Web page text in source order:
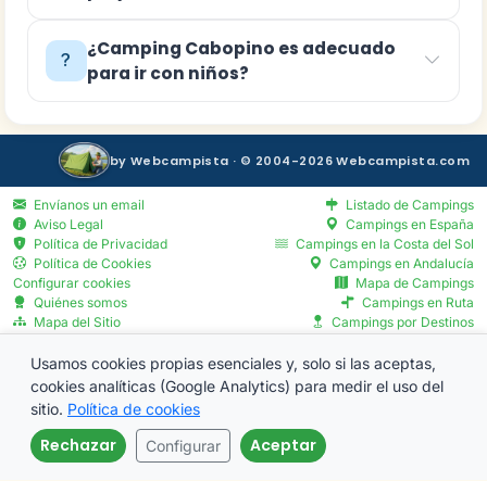
Llamar
¿Camping Cabopino es adecuado
para ir con niños?
by Webcampista · © 2004-2026 Webcampista.com
Envíanos un email
Aviso Legal
Política de Privacidad
Política de Cookies
Configurar cookies
Quiénes somos
Mapa del Sitio
Menú Profesionales
Listado de Campings
Campings en España
Campings en la Costa del Sol
Campings en Andalucía
Mapa de Campings
Campings en Ruta
Campings por Destinos
Usamos cookies propias esenciales y, solo si las aceptas,
cookies analíticas (Google Analytics) para medir el uso del
sitio. Política de cookies
Rechazar Configurar Aceptar